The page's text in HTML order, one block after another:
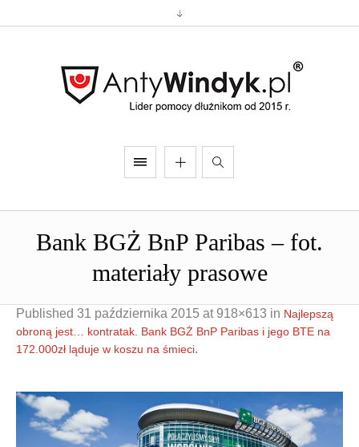
Doradztwo prawne Negocjacje z wierzycielami
Bank BGŻ BnP Paribas – fot.
materiały prasowe
Published 31 października 2015 at 918×613 in Najlepszą
obroną jest… kontratak. Bank BGŻ BnP Paribas i jego BTE na
172.000zł ląduje w koszu na śmieci.